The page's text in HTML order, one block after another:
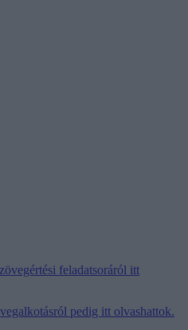
feladatsoráról itt
pedig itt olvashattok.